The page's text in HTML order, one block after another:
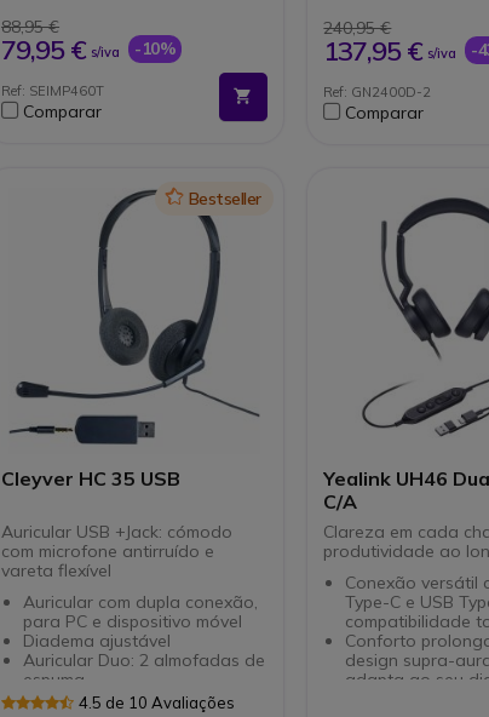
2 microfones analógicos
Tecnologia avançada de
filtragem de ruído
Proteção auditiva ActiveGard
Conexão USB-C / USB-
A(adaptador)
88,95 €
79,95 € s/iva -10%
Ref: SEIMP460T
Comparar
Muito leve, 40%
os restantes
Estilo diadema,
240,95 €
137,95 € s/iva -
Ref: GN2400D-2
Comparar
IconBestseller
Cleyver HC 35 USB
Auricular USB +Jack: cómodo
com microfone antirruído e
vareta flexível
Auricular com dupla conexão,
para PC e dispositivo móvel
Diadema ajustável
Auricular Duo: 2 almofadas de
espuma
Conexão USB-A e Jack 3,5 mm
4.5 de 10 Avaliações
Yealink UH46
C/A
Clareza em cada
produtividade ao
Conexão versátil
Type-C e USB
compatibilidade
Conforto
design supra-
adapta ao seu